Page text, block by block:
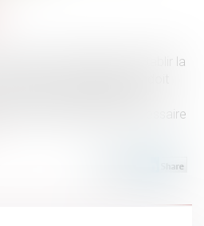
et d’impossibilité de rétablir la
le juge national doit
entre les parties sans
qui est strictement nécessaire